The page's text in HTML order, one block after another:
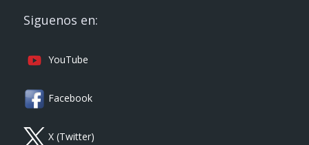
Siguenos en:
YouTube
Facebook
X (Twitter)